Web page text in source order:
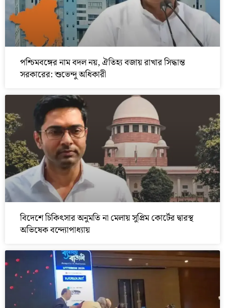
পশ্চিমবঙ্গের নাম বদল নয়, ঐতিহ্য বজায় রাখার সিদ্ধান্ত
সরকারের: শুভেন্দু অধিকারী
বিদেশে চিকিৎসার অনুমতি না মেলায় সুপ্রিম কোর্টের দ্বারস্থ
অভিষেক বন্দ্যোপাধ্যায়